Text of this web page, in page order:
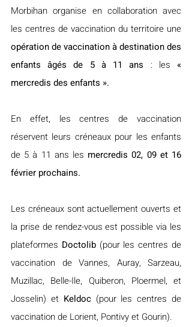
Morbihan organise en collaboration avec
opération de vaccination à destination des
enfants âgés de 5 à 11 ans : les «
mercredis des enfants ».
En effet, les centres de vaccination
réservent leurs créneaux pour les enfants
de 5 à 11 ans les mercredis 02, 09 et 16
février prochains.
Les créneaux sont actuellement ouverts et
la prise de rendez-vous est possible via les
plateformes Doctolib (pour les centres de
vaccination de Vannes, Auray, Sarzeau,
Muzillac, Belle-Ile, Quiberon, Ploermel, et
Josselin) et Keldoc (pour les centres de
vaccination de Lorient, Pontivy et Gourin).